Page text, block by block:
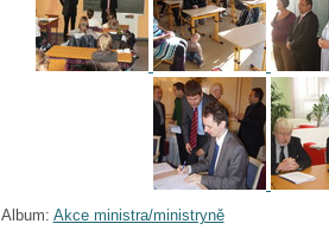
Album: Akce ministra/ministryně